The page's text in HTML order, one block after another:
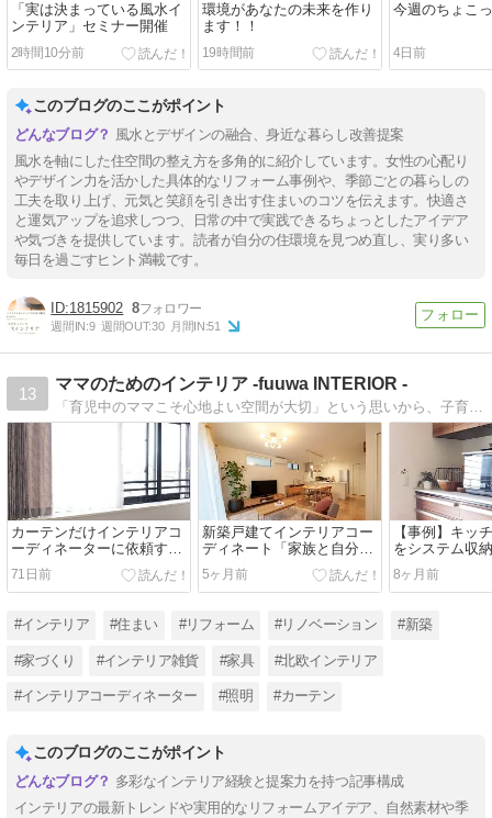
「実は決まっている風水イ
ンテリア」セミナー開催
2時間10分前
環境があなたの未来を作り
ます！！
19時間前
今週のちょこ
4日前
このブログのここがポイント
風水とデザインの融合、身近な暮らし改善提案
風水を軸にした住空間の整え方を多角的に紹介しています。女性の心配り
やデザイン力を活かした具体的なリフォーム事例や、季節ごとの暮らしの
工夫を取り上げ、元気と笑顔を引き出す住まいのコツを伝えます。快適さ
と運気アップを追求しつつ、日常の中で実践できるちょっとしたアイデア
や気づきを提供しています。読者が自分の住環境を見つめ直し、実り多い
毎日を過ごすヒント満載です。
1815902 8
週間IN:9 週間OUT:30 月間IN:51
13
ママのためのインテリア -fuuwa INTERIOR -
「育児中のママこそ心地よい空間が大切」という思いから、子育てしやすい・ママが癒されるインテリアをご提案。プランニング〜納品まで。ヒアリングを大切にあなたに合ったインテリアを提案します。自宅ワークショップ開催あり。無料相談もご利用ください。
カーテンだけインテリアコ
ーディネーターに依頼する
のもOK！相談するメリッ
トとは
71日前
新築戸建てインテリアコー
ディネート「家族と自分、
どちらも心地良い暮らし」
5ヶ月前
【事例】キッ
をシステム収
チリフォーム
8ヶ月前
#インテリア #住まい #リフォーム #リノベーション #新築
#家づくり #インテリア雑貨 #家具 #北欧インテリア
#インテリアコーディネーター #照明 #カーテン
このブログのここがポイント
多彩なインテリア経験と提案力を持つ記事構成
インテリアの最新トレンドや実用的なリフォームアイデア、自然素材や季